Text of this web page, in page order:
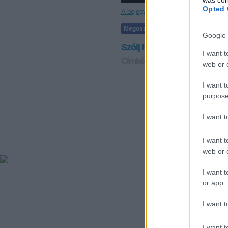
Opted
Google
I want
web or
I want
I want
I want
web or
I want
or app.
I want
A bejegyzés a tovább után
Szólj hozzá!
©